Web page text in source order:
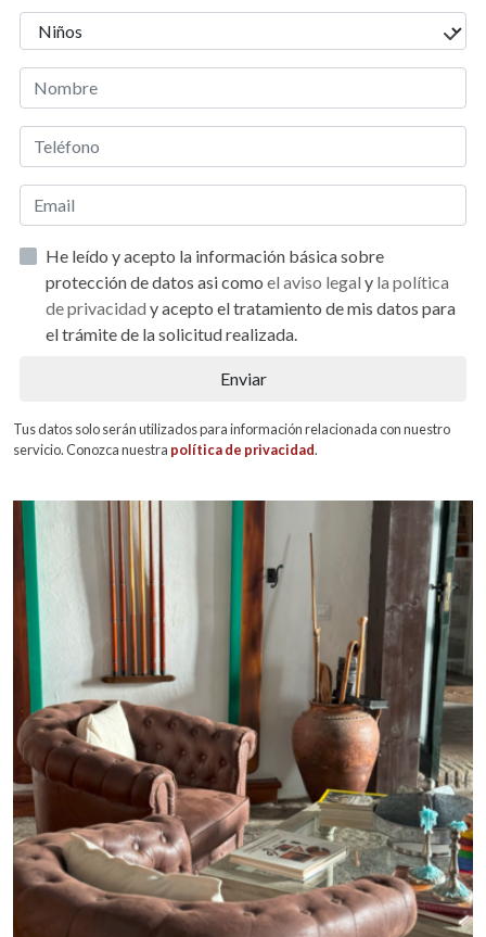
He leído y acepto la información básica sobre
protección de datos asi como el aviso legal y la política
de privacidad y acepto el tratamiento de mis datos para
el trámite de la solicitud realizada.
Enviar
Tus datos solo serán utilizados para información relacionada con nuestro
servicio. Conozca nuestra política de privacidad.